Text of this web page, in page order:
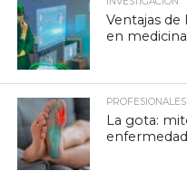
Ventajas de
en
La gota: